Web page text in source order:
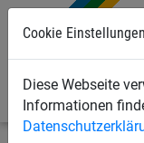
Cookie Einstellungen
Diese Webseite
Informationen